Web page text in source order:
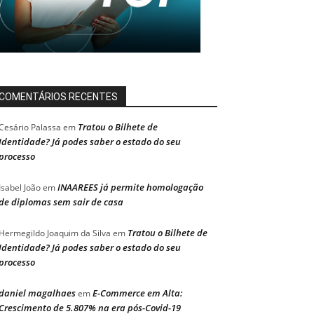
RECENTES
Palassa em Tratou o Bilhete de
Já podes saber o estado do seu
JoãoemINAAREES já permite homologação
diplomas sem sair de casa
Joaquim da Silva em Tratou o Bilhete de
Já podes saber o estado do seu
magalhaesemE-Commerce em Alta:
de 5.807% na era pós-Covid-19